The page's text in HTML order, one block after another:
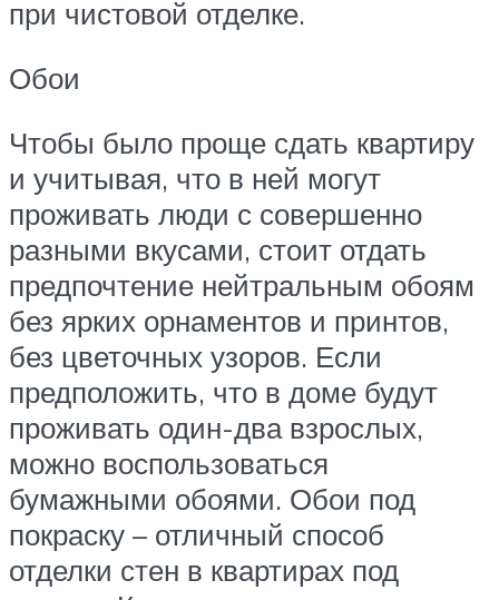
при чистовой отделке.
Обои
Чтобы было проще сдать квартиру
и учитывая, что в ней могут
проживать люди с совершенно
разными вкусами, стоит отдать
предпочтение нейтральным обоям
без ярких орнаментов и принтов,
без цветочных узоров. Если
предположить, что в доме будут
проживать один-два взрослых,
можно воспользоваться
бумажными обоями. Обои под
покраску – отличный способ
отделки стен в квартирах под